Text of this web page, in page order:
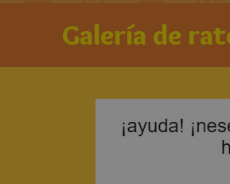
Galería de